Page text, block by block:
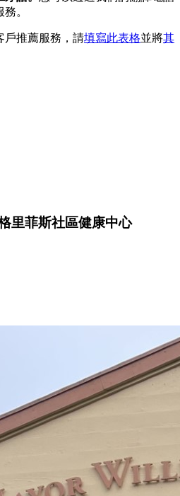
務。
戶推薦服務，請填寫此表格並將其
里菲斯社區健康中心